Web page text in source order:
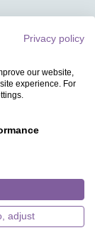
Privacy policy
our website,
experience. For
adjust